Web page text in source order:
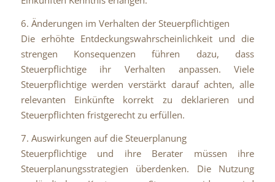
6. Änderungen im Verhalten der Steuerpflichtigen
Die erhöhte Entdeckungswahrscheinlichkeit und die
strengen Konsequenzen führen dazu, dass
Steuerpflichtige ihr Verhalten anpassen. Viele
Steuerpflichtige werden verstärkt darauf achten, alle
relevanten Einkünfte korrekt zu deklarieren und
Steuerpflichten fristgerecht zu erfüllen.
7. Auswirkungen auf die Steuerplanung
Steuerpflichtige und ihre Berater müssen ihre
Steuerplanungsstrategien überdenken. Die Nutzung